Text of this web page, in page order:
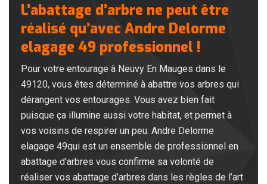
L’abattage d’arbre ne peut être
réalisé qu’avec Andre Delorme
elagage 49 professionnel !
Pour votre entourage à Neuvy En Mauges dans le
49120, vous êtes déterminé à abattre vos arbres qui
dérangent vos entourages. Vous avez bien fait
puisque ça illumine aussi votre habitat, et permet à
vos voisins de respirer un peu. Andre Delorme
elagage 49qui est un ensemble de professionnel en
abattage d’arbres vous confirme sa volonté de
réaliser vos abattage d’arbres dans les règles de l’art